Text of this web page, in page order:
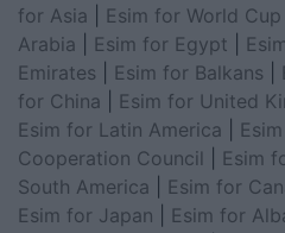
for Asia
Esim for World
Arabia
Esim for Egypt
Emirates
Esim for Balkans
for China
Esim for United
Esim for Latin America
Cooperation Council
Esim
South America
Esim for
Esim for Japan
Esim for